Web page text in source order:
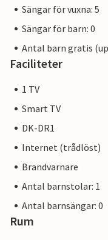
Sängar för vuxna: 5
Sängar för barn: 0
Antal barn gratis
Faciliteter
1 TV
Smart TV
DK-DR1
Internet (trådlöst)
Brandvarnare
Antal barnstolar: 1
Antal barnsängar: 0
Rum